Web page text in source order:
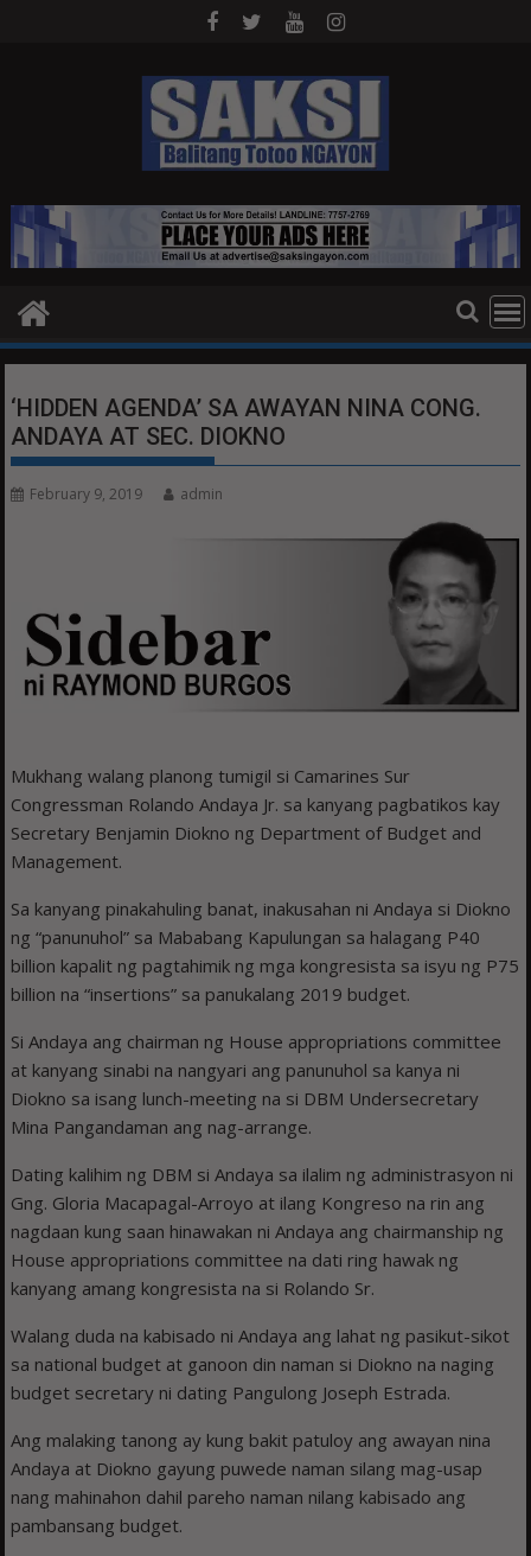
‘HIDDEN AGENDA’ SA AWAYAN NINA CONG.
ANDAYA AT SEC. DIOKNO
February 9, 2019 admin
Mukhang walang planong tumigil si Camarines Sur
Congressman Rolando Andaya Jr. sa kanyang pagbatikos kay
Secretary Benjamin Diokno ng Department of Budget and
Management.
Sa kanyang pinakahuling banat, inakusahan ni Andaya si Diokno
ng “panunuhol” sa Mababang Kapulungan sa halagang P40
billion kapalit ng pagtahimik ng mga kongresista sa isyu ng P75
billion na “insertions” sa panukalang 2019 budget.
Si Andaya ang chairman ng House appropriations committee
at kanyang sinabi na nangyari ang panunuhol sa kanya ni
Diokno sa isang lunch-meeting na si DBM Undersecretary
Mina Pangandaman ang nag-arrange.
Dating kalihim ng DBM si Andaya sa ilalim ng administrasyon ni
Gng. Gloria Macapagal-Arroyo at ilang Kongreso na rin ang
nagdaan kung saan hinawakan ni Andaya ang chairmanship ng
House appropriations committee na dati ring hawak ng
kanyang amang kongresista na si Rolando Sr.
Walang duda na kabisado ni Andaya ang lahat ng pasikut-sikot
sa national budget at ganoon din naman si Diokno na naging
budget secretary ni dating Pangulong Joseph Estrada.
Ang malaking tanong ay kung bakit patuloy ang awayan nina
Andaya at Diokno gayung puwede naman silang mag-usap
nang mahinahon dahil pareho naman nilang kabisado ang
pambansang budget.